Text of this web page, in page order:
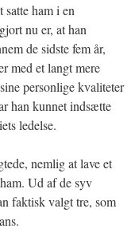
ham i en
nu er, at han
de sidste fem år,
med et langt mere
personlige kvaliteter
han kunnet indsætte
ledelse.
nemlig at lave et
Ud af de syv
faktisk valgt tre, som